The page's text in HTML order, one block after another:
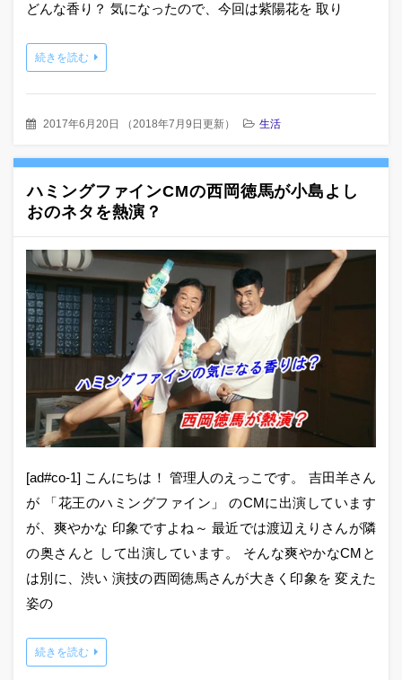
どんな香り？ 気になったので、今回は紫陽花を 取り
続きを読む
2017年6月20日 （2018年7月9日更新） 生活
ハミングファインCMの西岡徳馬が小島よし
おのネタを熱演？
[ad#co-1] こんにちは！ 管理人のえっこです。 吉田羊さん
が 「花王のハミングファイン」 のCMに出演しています
が、爽やかな 印象ですよね～ 最近では渡辺えりさんが隣
の奥さんと して出演しています。 そんな爽やかなCMと
は別に、渋い 演技の西岡徳馬さんが大きく印象を 変えた
姿の
続きを読む